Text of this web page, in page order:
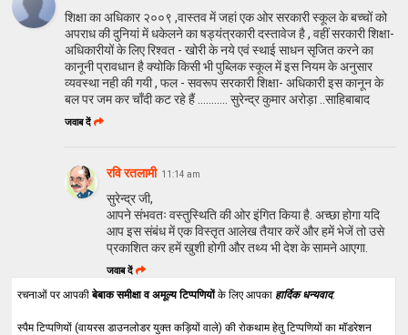
शिक्षा का अधिकार २००९ ,वास्तव में जहां एक ओर सरकारी स्कूल के बच्चों को
अपराध की दुनियां में धकेलने का षड्यंत्रकारी दस्तावेज है , वहीं सरकारी शिक्षा-
अधिकारीयों के लिए रिश्वत - खोरी के नये एवं स्थाई साधन सृजित करने का
कानूनी प्रावधान है क्योकि किसी भी पुब्लिक स्कूल में इस नियम के अनुसार
व्यवस्था नही की गयी , फल - सवरूप सरकारी शिक्षा- अधिकारी इस कानून के
बल पर जम कर चाँदी कट रहे हैं ........... सुरेन्द्र कुमार अरोड़ा ..साहिबाबाद
जवाब दें
रवि रतलामी 11:14 am
सुरेन्द्र जी,
आपने संभवतः वस्तुस्थिति की ओर इंगित किया है. अच्छा होगा यदि
आप इस संबंध में एक विस्तृत आलेख तैयार करें और हमें भेजें तो उसे
प्रकाशित कर हमें खुशी होगी और तथ्य भी देश के सामने आएगा.
जवाब दें
रचनाओं पर आपकीबेबाक समीक्षा व अमूल्य टिप्पणियोंके लिए आपका हार्दिक धन्यवाद.
स्पैम टिप्पणियों (वायरस डाउनलोडर युक्त कड़ियों वाले) की रोकथाम हेतु टिप्पणियों का मॉडरेशन